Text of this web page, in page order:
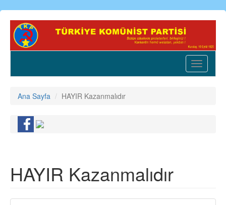
Ana
içeriğe
Toggle
Ana Sayfa HAYIR Kazanmalıdır
HAYIR Kazanmalıdır